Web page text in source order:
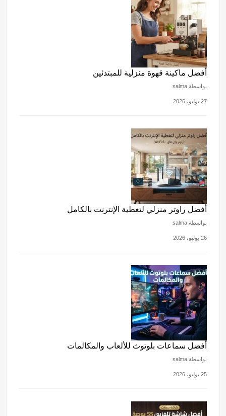
أفضل ماكينة قهوة منزلية للمبتدئين
بواسطة salma
27 يوليو، 2026
أفضل راوتر منزلي لتغطية الإنترنت بالكامل
بواسطة salma
26 يوليو، 2026
أفضل سماعات بلوتوث للألعاب والمكالمات
بواسطة salma
25 يوليو، 2026